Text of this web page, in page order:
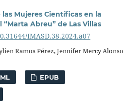
las Mujeres Científicas en la
Abreu” de Las Villas
IMASD.38.2024.a07
Ramos Pérez, Jennifer Mercy Alonso
EPUB